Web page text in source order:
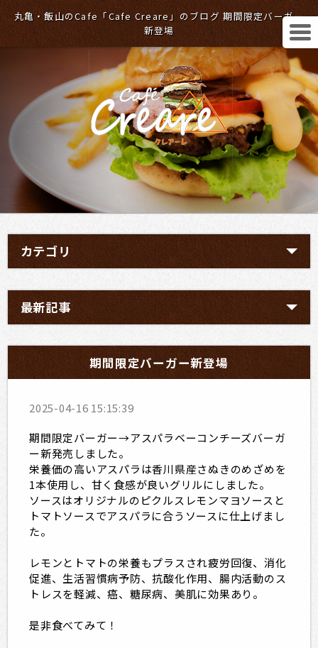
丸亀・飯山のCafe「Cafe Creare」のブログ 期間限定バーガー
新登場
カテゴリ
最新記事
期間限定バーガー新登場
2025-04-16 15:15:39
期間限定バーガー→アスパラベーコンチーズバーガ
ー新発売しました。
栄養価の高いアスパラは香川県産さぬきのめざめを
1本使用し、甘く食感が良いグリルにしました。
ソースはオリジナルのピクルスレモンマヨソースと
トマトソースでアスパラに合うソースに仕上げまし
た。
レモンとトマトの栄養もプラスされ疲労回復、消化
促進、生活習慣病予防、抗酸化作用、腸内活動のス
トレスを軽減、癌、糖尿病、美肌に効果あり。
是非食べてみて！